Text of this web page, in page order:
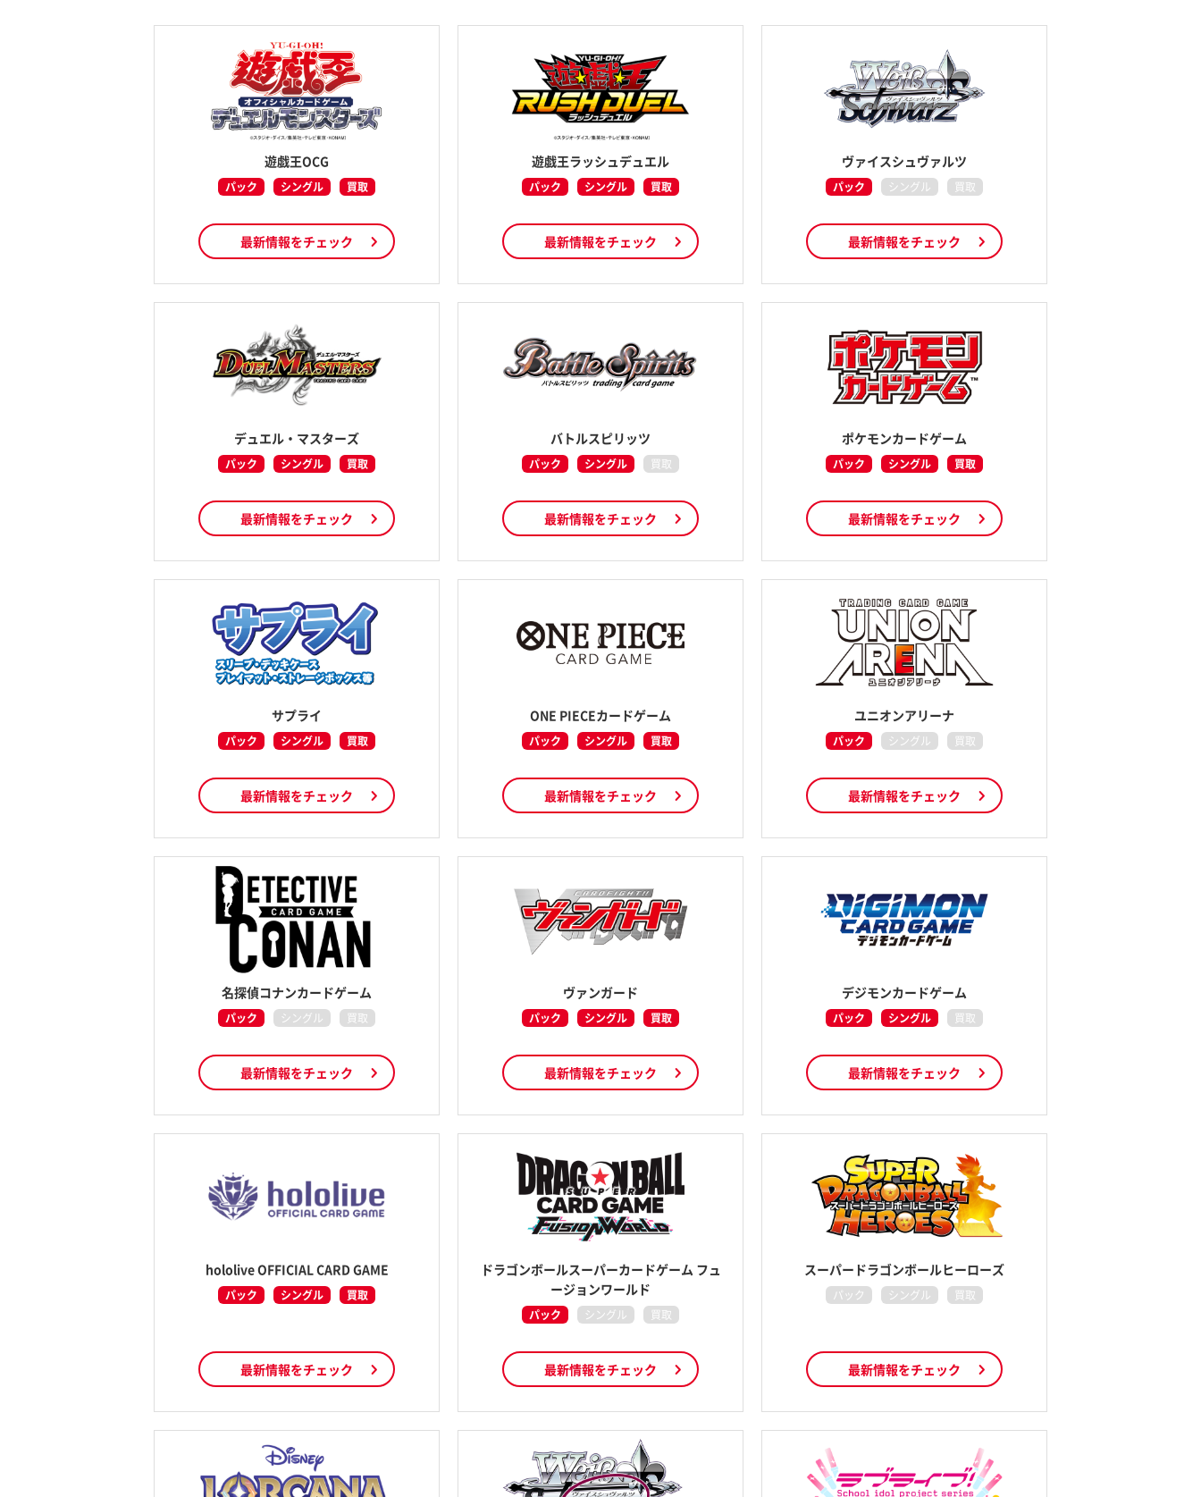
遊戯王OCG
パック シングル 買取
最新情報をチェック
遊戯王ラッシュデュエル
パック シングル 買取
最新情報をチェック
ヴァイスシュヴァルツ
パック シングル 買取
最新情報をチェック
デュエル・マスターズ
パック シングル 買取
最新情報をチェック
バトルスピリッツ
パック シングル 買取
最新情報をチェック
ポケモンカードゲーム
パック シングル 買取
最新情報をチェック
サプライ
パック シングル 買取
最新情報をチェック
ONE PIECEカードゲーム
パック シングル 買取
最新情報をチェック
ユニオンアリーナ
パック シングル 買取
最新情報をチェック
名探偵コナンカードゲーム
パック シングル 買取
最新情報をチェック
ヴァンガード
パック シングル 買取
最新情報をチェック
デジモンカードゲーム
パック シングル 買取
最新情報をチェック
hololive OFFICIAL CARD GAME
パック シングル 買取
最新情報をチェック
ドラゴンボールスーパーカードゲーム フュ
ージョンワールド
パック シングル 買取
最新情報をチェック
スーパードラゴンボールヒーローズ
パック シングル 買取
最新情報をチェック